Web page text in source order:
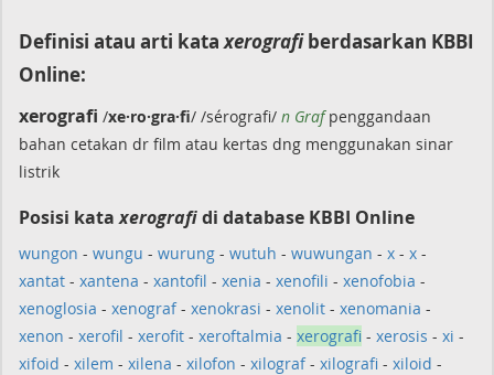
Definisi atau arti kataxerografiberdasarkan KBBI
Online:
xerografi /xe·ro·gra·fi/ /sérografi/ n Grafpenggandaan
bahan cetakan dr film atau kertas dng menggunakan sinar
listrik
Posisi kataxerografidi database KBBI Online
wungon - wungu - wurung - wutuh - wuwungan - x - x -
xantat - xantena - xantofil - xenia - xenofili - xenofobia -
xenoglosia - xenograf- xenokrasi - xenolit - xenomania -
xenon - xerofil - xerofit - xeroftalmia - xerografi - xerosis - xi -
xifoid - xilem - xilena - xilofon - xilograf- xilografi - xiloid -